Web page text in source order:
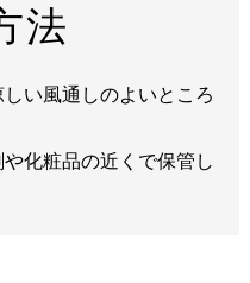
法
い風通しのよいところ
化粧品の近くで保管し